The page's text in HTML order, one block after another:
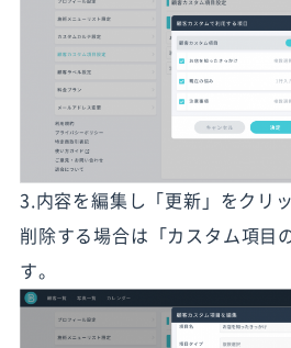
3.内容を編集し「更新」をクリ
削除する場合は「カスタム項目
す。